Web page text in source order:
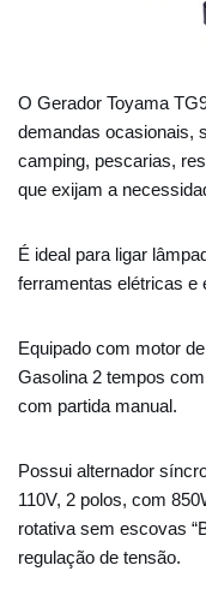
O Gerador Toyama
demandas ocasionais,
camping, pescarias,
que exijam a
É ideal para ligar
ferramentas elétricas e
Equipado com motor
Gasolina 2 tempos
com partida manual.
Possui alternador
110V, 2 polos, com
rotativa sem escovas
regulação de tensão.